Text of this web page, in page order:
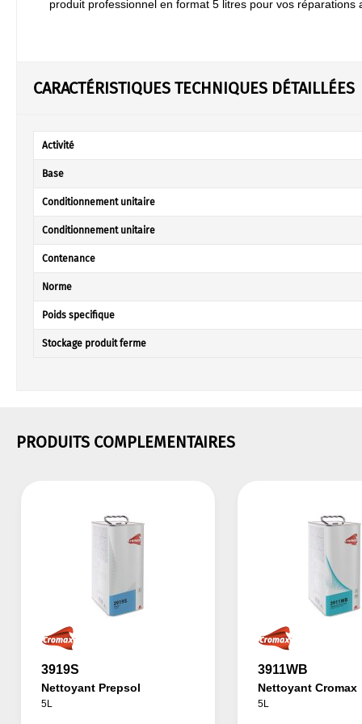
produit professionnel en format 5 litres pour vos réparations
CARACTÉRISTIQUES TECHNIQUES DÉTAILLÉES
Activité
Base
Conditionnement unitaire
Conditionnement unitaire
Contenance
Norme
Poids specifique
Stockage produit ferme
PRODUITS COMPLEMENTAIRES
3919S
Nettoyant Prepsol
5L
3911WB
Nettoyant Cromax
5L